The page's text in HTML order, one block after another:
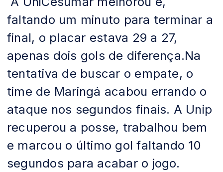
faltando um minuto para terminar a
final, o placar estava 29 a 27,
apenas dois gols de diferença.Na
tentativa de buscar o empate, o
time de Maringá acabou errando o
ataque nos segundos finais. A Unip
recuperou a posse, trabalhou bem
e marcou o último gol faltando 10
segundos para acabar o jogo.